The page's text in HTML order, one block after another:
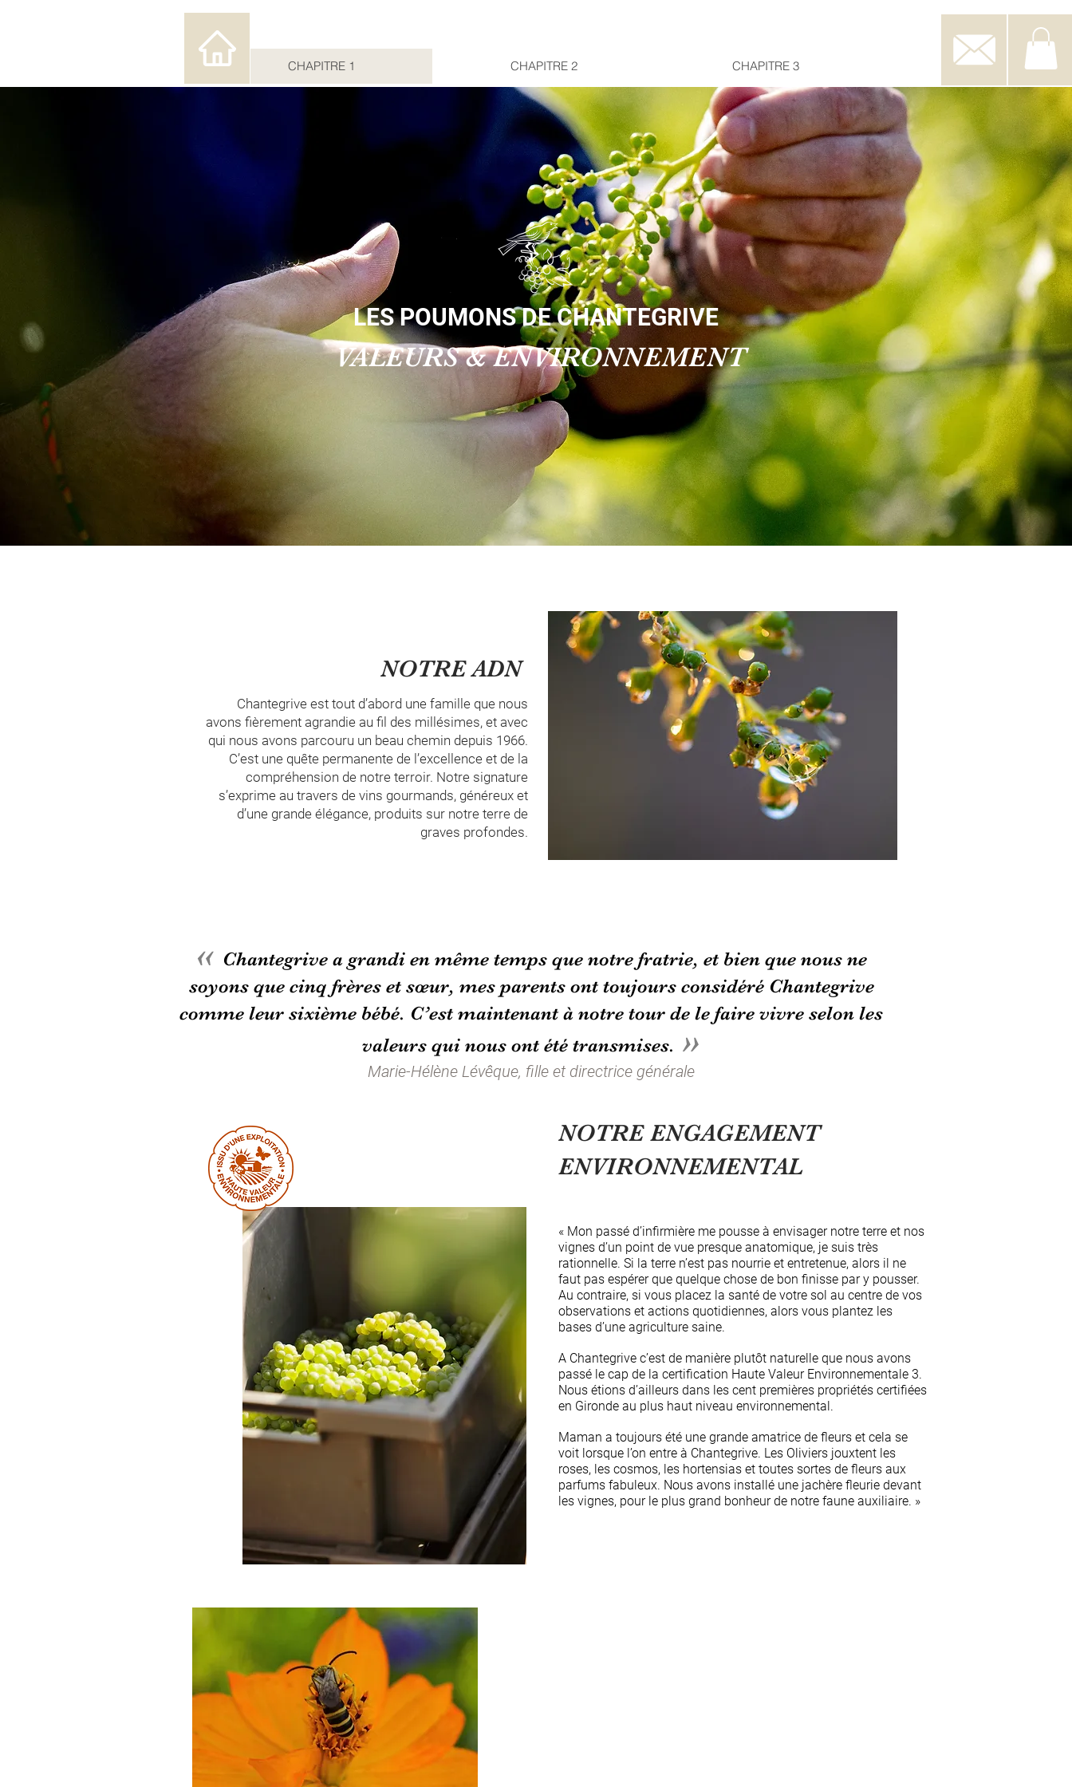
CHAPITRE 1 CHAPITRE 2 CHAPITRE 3
LES POUMONS DE CHANTEGRIVE
VALEURS & ENVIRONNEMENT
NOTRE ADN
Chantegrive est tout d’abord une famille que nous
avons fièrement agrandie au fil des millésimes, et avec
qui nous avons parcouru un beau chemin depuis 1966.
C’est une quête permanente de l’excellence et de la
compréhension de notre terroir. Notre signature
s’exprime au travers de vins gourmands, généreux et
d’une grande élégance, produits sur notre terre de
graves profondes.
« Chantegrive a grandi en même temps que notre fratrie, et bien que nous ne
soyons que cinq frères et sœur, mes parents ont toujours considéré Chantegrive
comme leur sixième bébé. C’est maintenant à notre tour de le faire vivre selon les
valeurs qui nous ont été transmises. »
Marie-Hélène Lévêque, fille et directrice générale
NOTRE ENGAGEMENT
ENVIRONNEMENTAL
« Mon passé d’infirmière me pousse à envisager notre terre et nos
vignes d’un point de vue presque anatomique, je suis très
rationnelle. Si la terre n’est pas nourrie et entretenue, alors il ne
faut pas espérer que quelque chose de bon finisse par y pousser.
Au contraire, si vous placez la santé de votre sol au centre de vos
observations et actions quotidiennes, alors vous plantez les
bases d’une agriculture saine.
A Chantegrive c’est de manière plutôt naturelle que nous avons
passé le cap de la certification Haute Valeur Environnementale 3.
Nous étions d’ailleurs dans les cent premières propriétés certifiées
en Gironde au plus haut niveau environnemental.
Maman a toujours été une grande amatrice de fleurs et cela se
voit lorsque l’on entre à Chantegrive. Les Oliviers jouxtent les
roses, les cosmos, les hortensias et toutes sortes de fleurs aux
parfums fabuleux. Nous avons installé une jachère fleurie devant
les vignes, pour le plus grand bonheur de notre faune auxiliaire. »